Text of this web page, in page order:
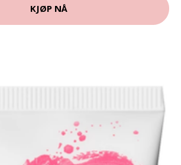
KJØP NÅ